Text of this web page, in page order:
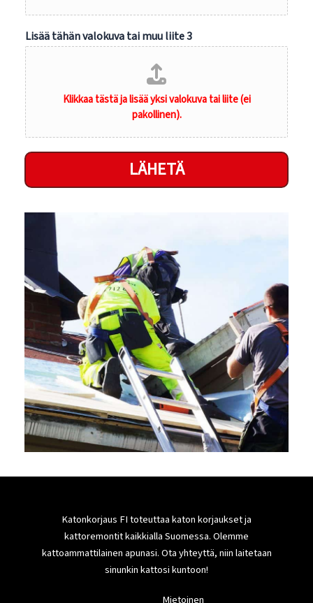
Lisää tähän valokuva tai muu liite 3
LÄHETÄ
Katonkorjaus FI toteuttaa katon korjaukset ja
kattoremontit kaikkialla Suomessa. Olemme
kattoammattilainen apunasi. Ota yhteyttä, niin laitetaan
sinunkin kattosi kuntoon!
Mietoinen